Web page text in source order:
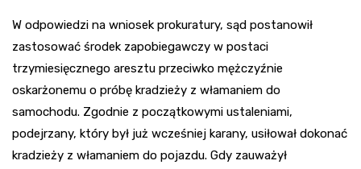
W odpowiedzi na wniosek prokuratury, sąd postanowił
zastosować środek zapobiegawczy w postaci
trzymiesięcznego aresztu przeciwko mężczyźnie
oskarżonemu o próbę kradzieży z włamaniem do
samochodu. Zgodnie z początkowymi ustaleniami,
podejrzany, który był już wcześniej karany, usiłował dokonać
kradzieży z włamaniem do pojazdu. Gdy zauważył